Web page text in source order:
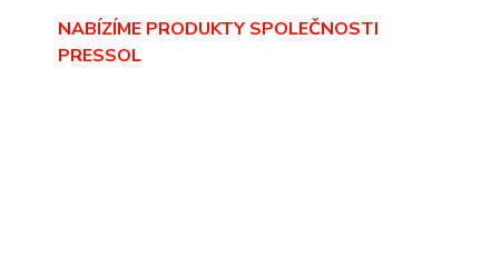
NABÍZÍME PRODUKTY SPOLEČNOSTI
PRESSOL